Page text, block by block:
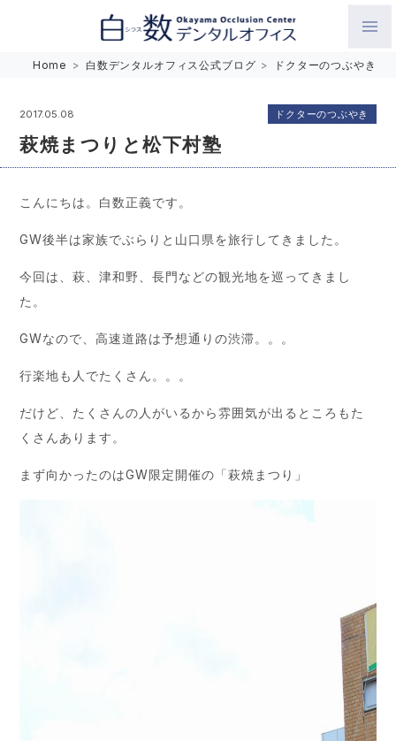
Home > 白数デンタルオフィス公式ブログ > ドクターのつぶやき
2017.05.08
萩焼まつりと松下村塾
ドクターのつぶやき
こんにちは。白数正義です。
GW後半は家族でぶらりと山口県を旅行してきました。
今回は、萩、津和野、長門などの観光地を巡ってきまし
た。
GWなので、高速道路は予想通りの渋滞。。。
行楽地も人でたくさん。。。
だけど、たくさんの人がいるから雰囲気が出るところもた
くさんあります。
まず向かったのはGW限定開催の「萩焼まつり」